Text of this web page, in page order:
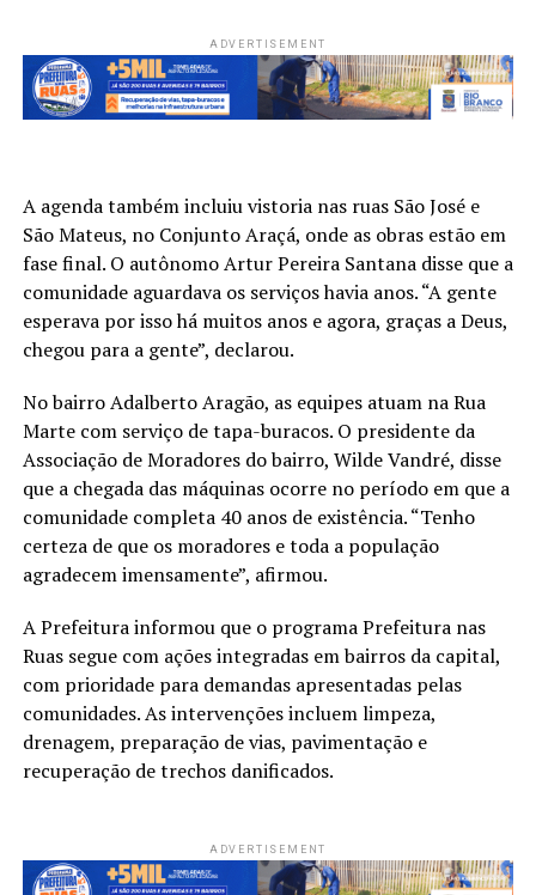
ADVERTISEMENT
A agenda também incluiu vistoria nas ruas São José e
São Mateus, no Conjunto Araçá, onde as obras estão em
fase final. O autônomo Artur Pereira Santana disse que a
comunidade aguardava os serviços havia anos. “A gente
esperava por isso há muitos anos e agora, graças a Deus,
chegou para a gente”, declarou.
No bairro Adalberto Aragão, as equipes atuam na Rua
Marte com serviço de tapa-buracos. O presidente da
Associação de Moradores do bairro, Wilde Vandré, disse
que a chegada das máquinas ocorre no período em que a
comunidade completa 40 anos de existência. “Tenho
certeza de que os moradores e toda a população
agradecem imensamente”, afirmou.
A Prefeitura informou que o programa Prefeitura nas
Ruas segue com ações integradas em bairros da capital,
com prioridade para demandas apresentadas pelas
comunidades. As intervenções incluem limpeza,
drenagem, preparação de vias, pavimentação e
recuperação de trechos danificados.
ADVERTISEMENT